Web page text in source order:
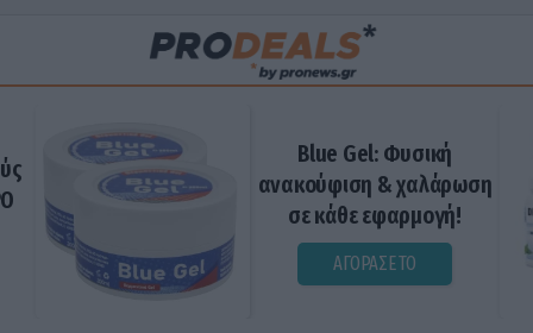
Blue Gel: Φυσική
ανακούφιση & χαλάρωση
σε κάθε εφαρμογή!
ΑΓΟΡΑΣΕ ΤΟ